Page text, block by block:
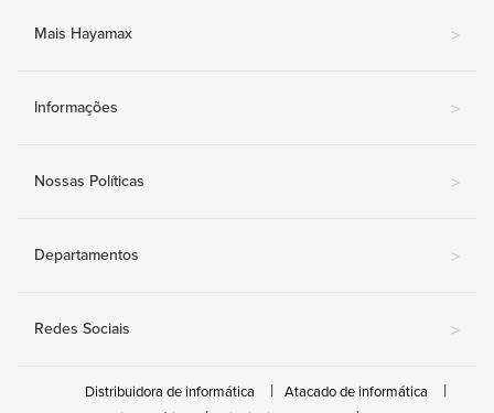
Mais Hayamax >
Informações >
Nossas Políticas >
Departamentos >
Redes Sociais >
Distribuidora de informática
Atacado de informática